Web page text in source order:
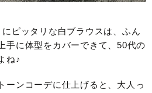
ピッタリな白ブラウスは、ふん
手に体型をカバーできて、50代の
ね♪
ーンコーデに仕上げると、大人っ